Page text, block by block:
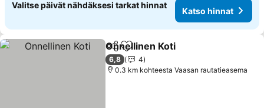
Valitse päivät nähdäksesi tarkat hinnat
Katso hinnat
Jaa Lisää suosikkeihin
Onnellinen Koti
6,8
4
0.3 km kohteesta Vaasan rautatieasema